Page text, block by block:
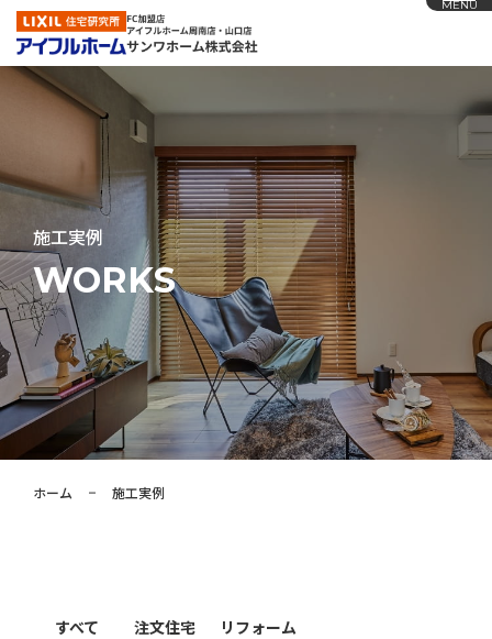
ホーム
アイフルホームの家づくり
施工実例
お知らせ
会社概要
展示場
採用情報
MENU
施工実例
WORKS
ホーム 施工実例
すべて 注文住宅 リフォーム